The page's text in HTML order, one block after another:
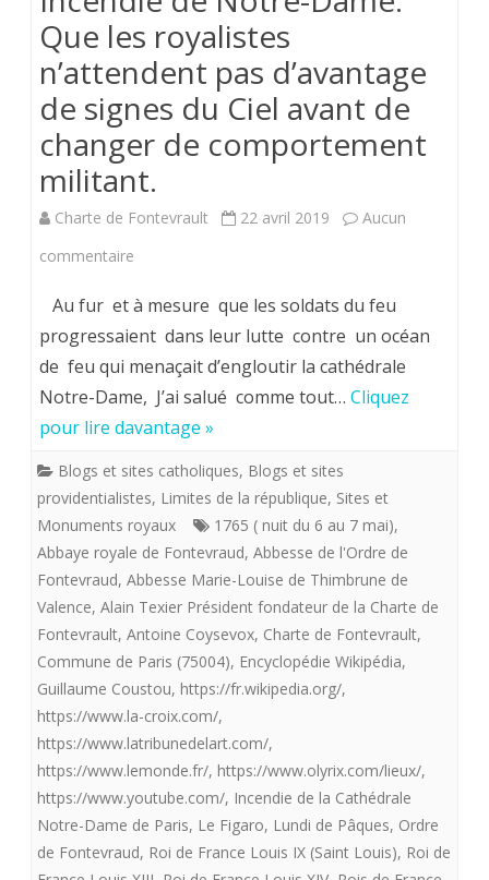
Que les royalistes
n’attendent pas d’avantage
de signes du Ciel avant de
changer de comportement
militant.
Charte de Fontevrault 22 avril 2019
Aucun
commentaire
de
Notre-
Dame.
royalistes
n’attendent
pas
d’avantage
signes
du
Ciel
avant
de
Au fur et à mesure que les soldats du feu
progressaient dans leur lutte contre un océan
de feu qui menaçait d’engloutir la cathédrale
Notre-Dame, J’ai salué comme tout… Cliquez
pour lire davantage »
Blogs et sites catholiques, Blogs et sites
providentialistes, Limites de la république, Sites et
Monuments royaux
1765 ( nuit du 6 au 7 mai),
Abbaye royale de Fontevraud, Abbesse de l'Ordre de
Fontevraud, Abbesse Marie-Louise de Thimbrune de
Valence, Alain Texier Président fondateur de la Charte de
Fontevrault, Antoine Coysevox, Charte de Fontevrault,
Commune de Paris (75004), Encyclopédie Wikipédia,
Guillaume Coustou, https://fr.wikipedia.org/,
https://www.la-croix.com/,
https://www.latribunedelart.com/,
https://www.lemonde.fr/, https://www.olyrix.com/lieux/,
https://www.youtube.com/, Incendie de la Cathédrale
Notre-Dame de Paris, Le Figaro, Lundi de Pâques, Ordre
de Fontevraud, Roi de France Louis IX (Saint Louis), Roi de